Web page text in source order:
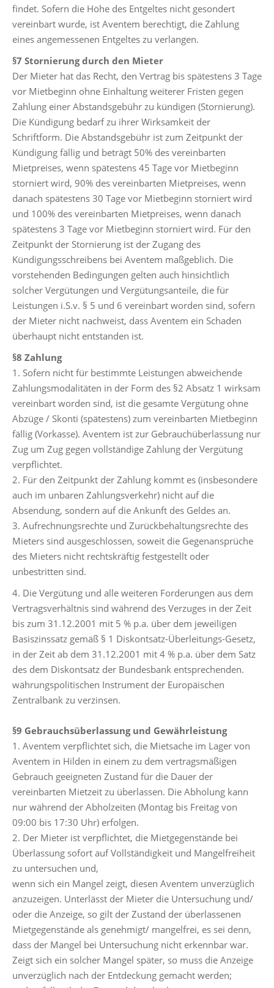
findet. Sofern die Höhe des Entgeltes nicht gesondert
vereinbart wurde, ist Aventem berechtigt, die Zahlung
eines angemessenen Entgeltes zu verlangen.
§7 Stornierung durch den Mieter
Der Mieter hat das Recht, den Vertrag bis spätestens 3 Tage
vor Mietbeginn ohne Einhaltung weiterer Fristen gegen
Zahlung einer Abstandsgebühr zu kündigen (Stornierung).
Die Kündigung bedarf zu ihrer Wirksamkeit der
Schriftform. Die Abstandsgebühr ist zum Zeitpunkt der
Kündigung fällig und beträgt 50% des vereinbarten
Mietpreises, wenn spätestens 45 Tage vor Mietbeginn
storniert wird, 90% des vereinbarten Mietpreises, wenn
danach spätestens 30 Tage vor Mietbeginn storniert wird
und 100% des vereinbarten Mietpreises, wenn danach
spätestens 3 Tage vor Mietbeginn storniert wird. Für den
Zeitpunkt der Stornierung ist der Zugang des
Kündigungsschreibens bei Aventem maßgeblich. Die
vorstehenden Bedingungen gelten auch hinsichtlich
solcher Vergütungen und Vergütungsanteile, die für
Leistungen i.S.v. § 5 und 6 vereinbart worden sind, sofern
der Mieter nicht nachweist, dass Aventem ein Schaden
überhaupt nicht entstanden ist.
§8 Zahlung
1. Sofern nicht für bestimmte Leistungen abweichende
Zahlungsmodalitäten in der Form des §2 Absatz 1 wirksam
vereinbart worden sind, ist die gesamte Vergütung ohne
Abzüge / Skonti (spätestens) zum vereinbarten Mietbeginn
fällig (Vorkasse). Aventem ist zur Gebrauchüberlassung nur
Zug um Zug gegen vollständige Zahlung der Vergütung
verpflichtet.
2. Für den Zeitpunkt der Zahlung kommt es (insbesondere
auch im unbaren Zahlungsverkehr) nicht auf die
Absendung, sondern auf die Ankunft des Geldes an.
3. Aufrechnungsrechte und Zurückbehaltungsrechte des
Mieters sind ausgeschlossen, soweit die Gegenansprüche
des Mieters nicht rechtskräftig festgestellt oder
unbestritten sind.
4. Die Vergütung und alle weiteren Forderungen aus dem
Vertragsverhältnis sind während des Verzuges in der Zeit
bis zum 31.12.2001 mit 5 % p.a. über dem jeweiligen
Basiszinssatz gemäß § 1 Diskontsatz-Überleitungs-Gesetz,
in der Zeit ab dem 31.12.2001 mit 4 % p.a. über dem Satz
des dem Diskontsatz der Bundesbank entsprechenden.
währungspolitischen Instrument der Europäischen
Zentralbank zu verzinsen.
§9 Gebrauchsüberlassung und Gewährleistung
1. Aventem verpflichtet sich, die Mietsache im Lager von
Aventem in Hilden in einem zu dem vertragsmäßigen
Gebrauch geeigneten Zustand für die Dauer der
vereinbarten Mietzeit zu überlassen. Die Abholung kann
nur während der Abholzeiten (Montag bis Freitag von
09:00 bis 17:30 Uhr) erfolgen.
2. Der Mieter ist verpflichtet, die Mietgegenstände bei
Überlassung sofort auf Vollständigkeit und Mangelfreiheit
zu untersuchen und,
wenn sich ein Mangel zeigt, diesen Aventem unverzüglich
anzuzeigen. Unterlässt der Mieter die Untersuchung und/
oder die Anzeige, so gilt der Zustand der überlassenen
Mietgegenstände als genehmigt/ mangelfrei, es sei denn,
dass der Mangel bei Untersuchung nicht erkennbar war.
Zeigt sich ein solcher Mangel später, so muss die Anzeige
unverzüglich nach der Entdeckung gemacht werden;